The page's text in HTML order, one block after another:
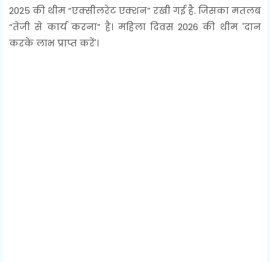
2025 की थीम “एक्सीलरेट एक्शन” रखी गई है. जिसका मतलब
“तेजी से कार्य करना” है। महिला दिवस 2026 की थीम 'दान
करके लाभ प्राप्त करें'।